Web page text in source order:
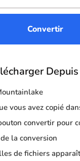
vous avez copié
convertir pour
la conversion
de fichiers